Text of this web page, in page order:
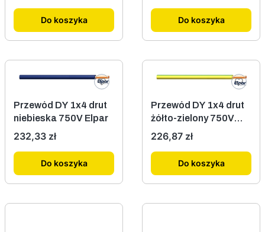
Do koszyka Do koszyka
Przewód DY 1x4 drut
niebieska 750V Elpar
Cena
232,33 zł
Do koszyka
Przewód DY 1x4 drut
żółto-zielony 750V
Elpar
Cena
226,87 zł
Do koszyka